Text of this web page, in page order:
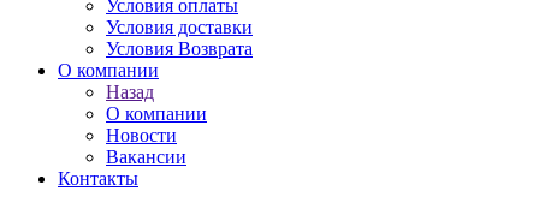
Условия оплаты
Условия доставки
Условия Возврата
О компании
Назад
О компании
Новости
Вакансии
Контакты